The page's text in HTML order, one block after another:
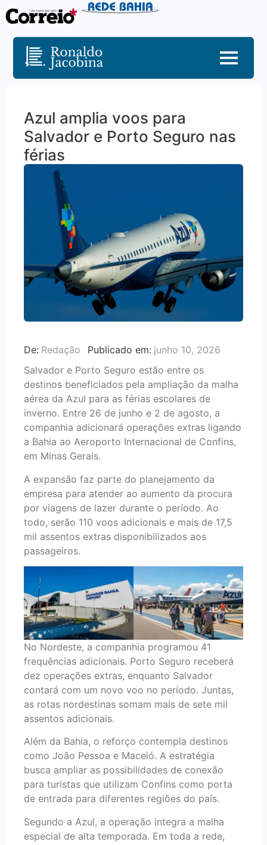
Azul amplia voos para
Salvador e Porto Seguro nas
férias
De: Redação Publicado em: junho 10, 2026
Salvador e Porto Seguro estão entre os
destinos beneficiados pela ampliação da malha
aérea da Azul para as férias escolares de
inverno. Entre 26 de junho e 2 de agosto, a
companhia adicionará operações extras ligando
a Bahia ao Aeroporto Internacional de Confins,
em Minas Gerais.
A expansão faz parte do planejamento da
empresa para atender ao aumento da procura
por viagens de lazer durante o período. Ao
todo, serão 110 voos adicionais e mais de 17,5
mil assentos extras disponibilizados aos
passageiros.
No Nordeste, a companhia programou 41
frequências adicionais. Porto Seguro receberá
dez operações extras, enquanto Salvador
contará com um novo voo no período. Juntas,
as rotas nordestinas somam mais de sete mil
assentos adicionais.
Além da Bahia, o reforço contempla destinos
como João Pessoa e Maceió. A estratégia
busca ampliar as possibilidades de conexão
para turistas que utilizam Confins como porta
de entrada para diferentes regiões do país.
Segundo a Azul, a operação integra a malha
especial de alta temporada. Em toda a rede,